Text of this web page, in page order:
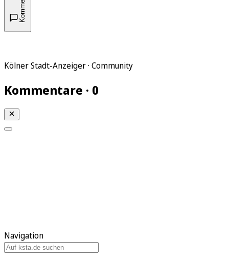
Kölner Stadt-Anzeiger · Community
Kommentare · 0
Navigation